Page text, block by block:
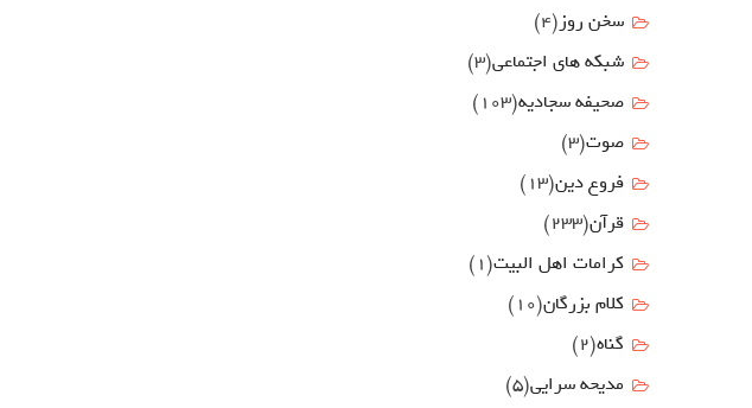
سخن روز(4)
شبکه های اجتماعی(3)
صحیفه سجادیه(103)
صوت(3)
فروع دين(13)
قرآن(233)
كرامات اهل البيت(1)
کلام بزرگان(10)
گناه(2)
مدیحه سرایی(5)